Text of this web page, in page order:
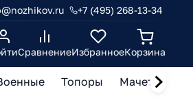
+7 (495) 268-13-34
СравнениеИзбранноеКорзина
Топоры Мачете,